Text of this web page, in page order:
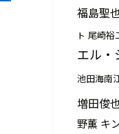
福島聖
ト 尾崎裕
エル・
池田海南
増田俊
野薫 キ